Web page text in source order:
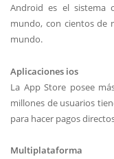
Android es el sistema
mundo, con cientos de
mundo.
Aplicaciones ios
La App Store posee
millones de usuarios
para hacer pagos
Multiplataforma